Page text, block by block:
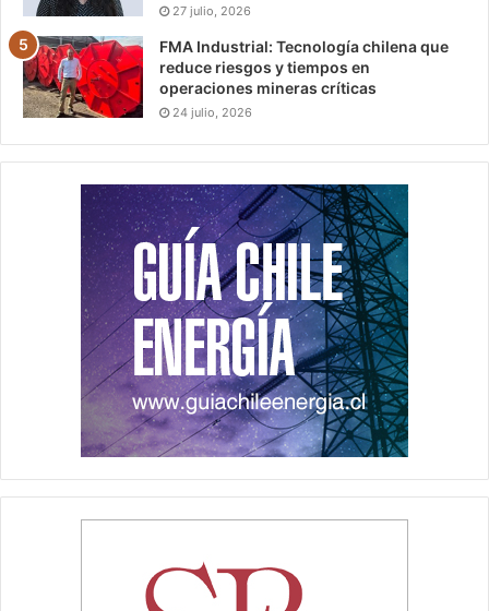
27 julio, 2026
FMA Industrial: Tecnología chilena que
reduce riesgos y tiempos en
operaciones mineras críticas
24 julio, 2026